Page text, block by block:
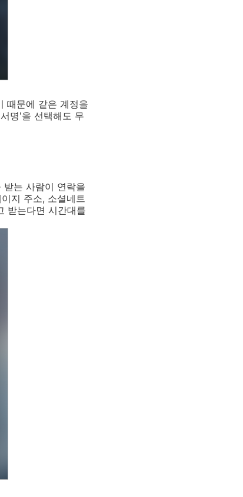
때문에 같은 계정을
명'을 선택해도 무
는 사람이 연락을
지 주소, 소셜네트
받는다면 시간대를